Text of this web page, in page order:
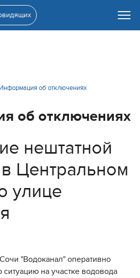
Информация об отключениях
об отключениях
нештатной
Центральном
улице
"Водоканал" оперативно
на участке водовода